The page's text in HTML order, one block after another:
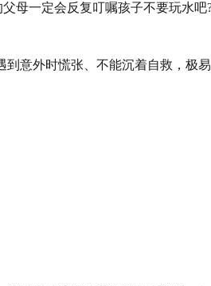
母一定会反复叮嘱孩子不要玩水吧
意外时慌张、不能沉着自救，极